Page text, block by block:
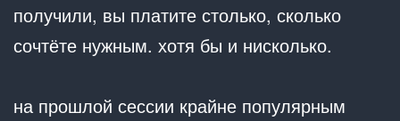
получили, вы платите столько, сколько
сочтёте нужным. хотя бы и нисколько.
на прошлой сессии крайне популярным